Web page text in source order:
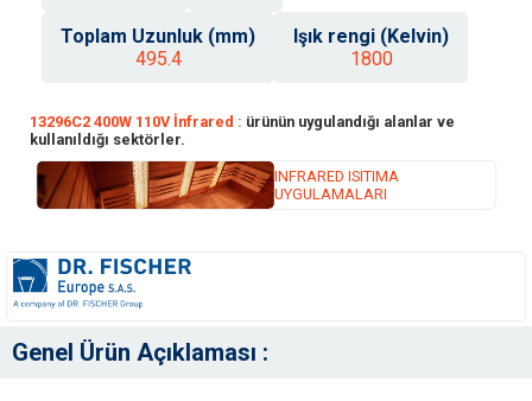
Toplam Uzunluk (mm)
495.4
Işık rengi (Kelvin)
1800
13296C2 400W 110V İnfrared : ürünün uygulandığı alanlar ve
kullanıldığı sektörler.
INFRARED ISITIMA
UYGULAMALARI
Genel Ürün Açıklaması :